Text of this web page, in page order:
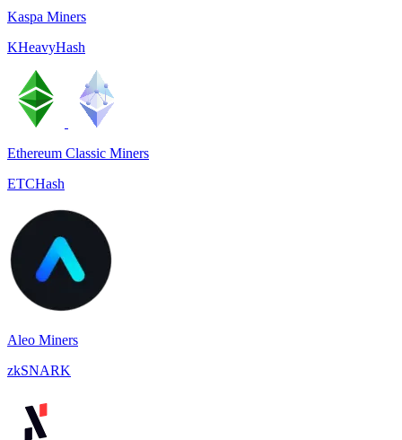
Kaspa Miners
KHeavyHash
Ethereum Classic Miners
ETCHash
Aleo Miners
zkSNARK